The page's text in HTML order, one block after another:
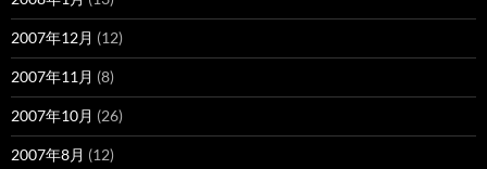
2007年12月 (12)
2007年11月 (8)
2007年10月 (26)
2007年8月 (12)